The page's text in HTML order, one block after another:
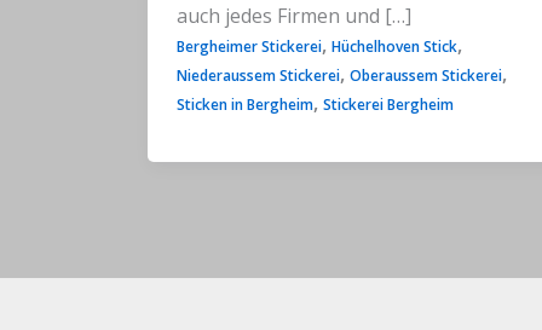
auch jedes Firmen und […]
Bergheimer Stickerei, Hüchelhoven Stick,
Niederaussem Stickerei, Oberaussem Stickerei,
Sticken in Bergheim, Stickerei Bergheim